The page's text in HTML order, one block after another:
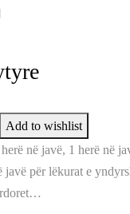
Add to wishlist
në javë, 1 herë në
javë për lëkurat e